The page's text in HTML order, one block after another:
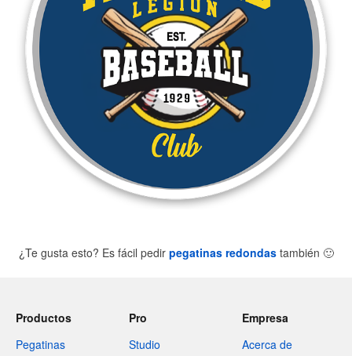
¿Te gusta esto? Es fácil pedir pegatinas redondastambién 🙂
Productos
Pegatinas
Pro
Studio
Empresa
Acerca de